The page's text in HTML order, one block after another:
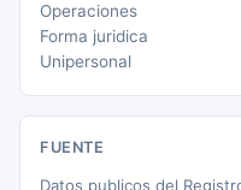
Operaciones
Forma juridica
Unipersonal
FUENTE
Datos publicos del